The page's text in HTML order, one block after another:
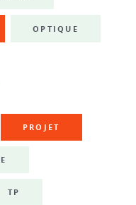
OPTIQUE
PROJET
TP